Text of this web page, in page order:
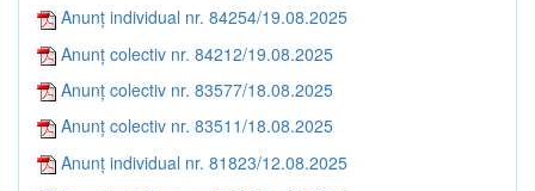
Anunț individual nr. 84254/19.08.2025
Anunț colectiv nr. 84212/19.08.2025
Anunț colectiv nr. 83577/18.08.2025
Anunț colectiv nr. 83511/18.08.2025
Anunț individual nr. 81823/12.08.2025